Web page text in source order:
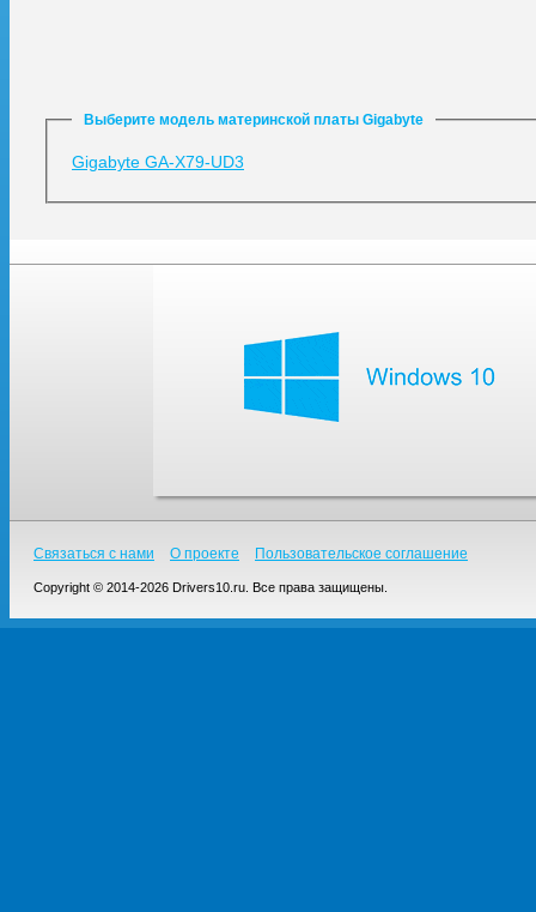
Выберите модель материнской платы Gigabyte
Gigabyte GA-X79-UD3
Связаться с нами О проекте Пользовательское соглашение
Copyright © 2014-2026 Drivers10.ru. Все права защищены.